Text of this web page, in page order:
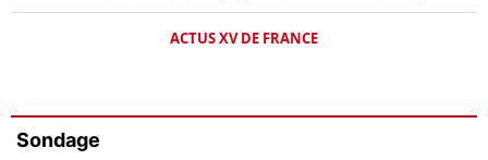
ACTUS XV DE FRANCE
Sondage